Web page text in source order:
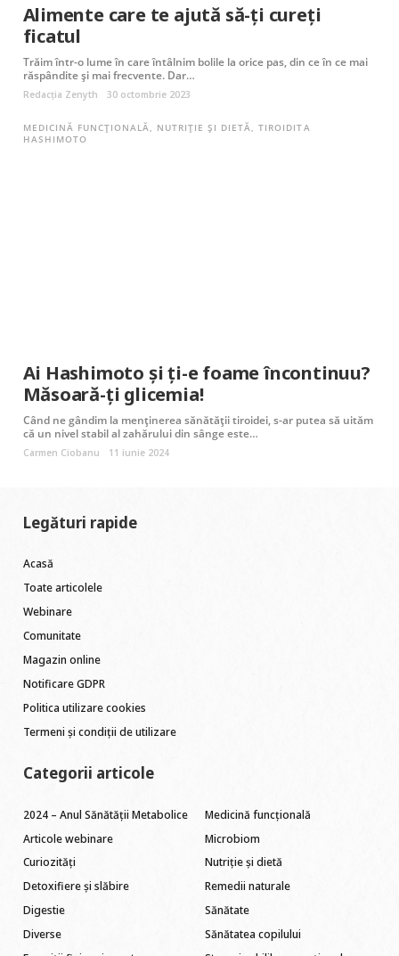
Alimente care te ajută să-ți cureți
ficatul
Trăim într-o lume în care întâlnim bolile la orice pas, din ce în ce mai
răspândite și mai frecvente. Dar…
Redacția Zenyth 30 octombrie 2023
MEDICINĂ FUNCȚIONALĂ NUTRIȚIE ȘI DIETĂ ,TIROIDITA
HASHIMOTO
Ai Hashimoto și ți-e foame încontinuu?
Măsoară-ți glicemia!
Când ne gândim la menținerea sănătății tiroidei, s-ar putea să uităm
că un nivel stabil al zahărului din sânge este…
Carmen Ciobanu 11 iunie 2024
Legături rapide
Acasă
Toate articolele
Webinare
Comunitate
Magazin online
Notificare GDPR
Politica utilizare cookies
Termeni și condiții de utilizare
Categorii articole
2024 – Anul Sănătății Metabolice
Articole webinare
Curiozități
Detoxifiere și slăbire
Digestie
Diverse
Medicină funcțională
Microbiom
Nutriție și dietă
Remedii naturale
Sănătate
Sănătatea copilului